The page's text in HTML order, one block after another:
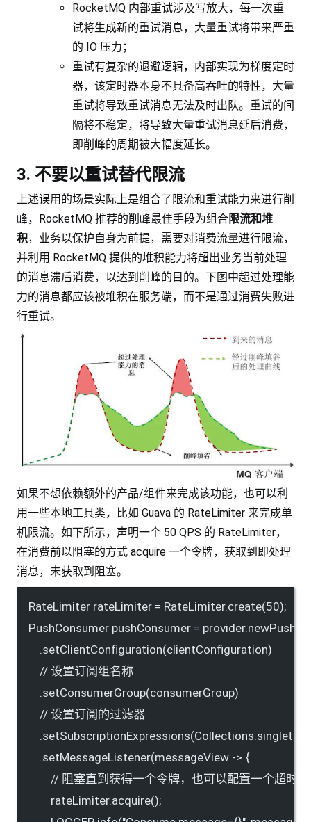
RocketMQ 内部重试涉及写放大，每一次重
试将生成新的重试消息，大量重试将带来严重
的 IO 压力；
重试有复杂的退避逻辑，内部实现为梯度定时
器，该定时器本身不具备高吞吐的特性，大量
重试将导致重试消息无法及时出队。重试的间
隔将不稳定，将导致大量重试消息延后消费，
即削峰的周期被大幅度延长。
3. 不要以重试替代限流
上述误用的场景实际上是组合了限流和重试能力来进行削
峰，RocketMQ 推荐的削峰最佳手段为组合限流和堆
积，业务以保护自身为前提，需要对消费流量进行限流，
并利用 RocketMQ 提供的堆积能力将超出业务当前处理
的消息滞后消费，以达到削峰的目的。下图中超过处理能
力的消息都应该被堆积在服务端，而不是通过消费失败进
行重试。
如果不想依赖额外的产品/组件来完成该功能，也可以利
用一些本地工具类，比如 Guava 的 RateLimiter 来完成单
机限流。如下所示，声明一个 50 QPS 的 RateLimiter，
在消费前以阻塞的方式 acquire 一个令牌，获取到即处理
消息，未获取到阻塞。
RateLimiter rateLimiter = RateLimiter.create(50);
PushConsumer pushConsumer =
.setClientConfiguration(clientConfiguration)
// 设置订阅组名称
.setConsumerGroup(consumerGroup)
// 设置订阅的过滤器
.setMessageListener(messageView -> {
// 阻塞直到获得一个令牌，也可以配置一个超时
rateLimiter.acquire();